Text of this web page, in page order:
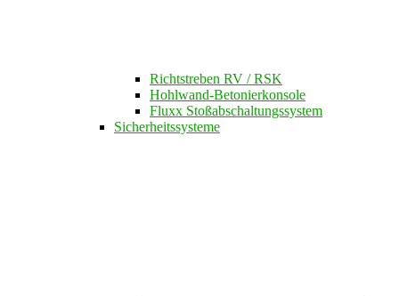
Richtstreben RV / RSK
Hohlwand-Betonierkonsole
Fluxx Stoßabschaltungssystem
Sicherheitssysteme